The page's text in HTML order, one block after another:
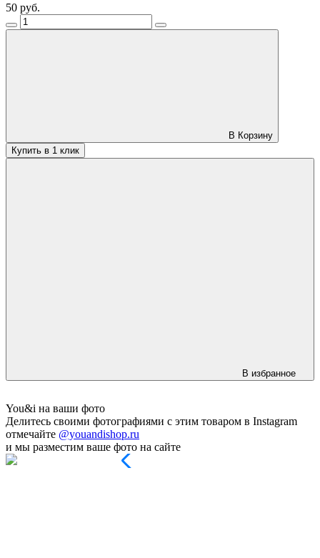
50 руб.
В Корзину
Купить в 1 клик
В избранное
You&i на ваши фото
Делитесь своими фотографиями с этим товаром в Instagram
отмечайте @youandishop.ru
и мы разместим ваше фото на сайте